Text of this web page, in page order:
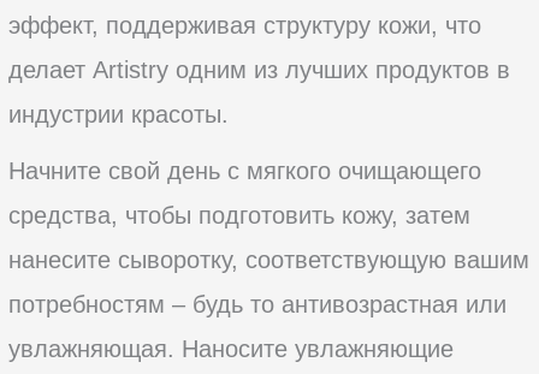
эффект, поддерживая структуру кожи, что
делает Artistry одним из лучших продуктов в
индустрии красоты.
Начните свой день с мягкого очищающего
средства, чтобы подготовить кожу, затем
нанесите сыворотку, соответствующую вашим
потребностям – будь то антивозрастная или
увлажняющая. Наносите увлажняющие